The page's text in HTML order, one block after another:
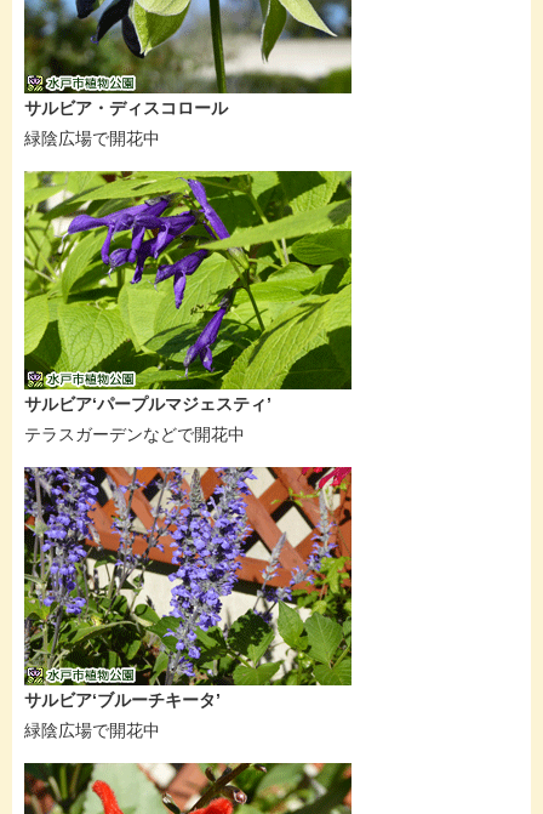
サルビア・ディスコロール
緑陰広場で開花中
サルビア‘パープルマジェスティ’
テラスガーデンなどで開花中
サルビア‘ブルーチキータ’
緑陰広場で開花中